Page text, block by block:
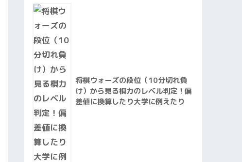
将棋ウォーズの段位（10分切れ負
け）から見る棋力のレベル判定！偏
差値に換算したり大学に例えたり